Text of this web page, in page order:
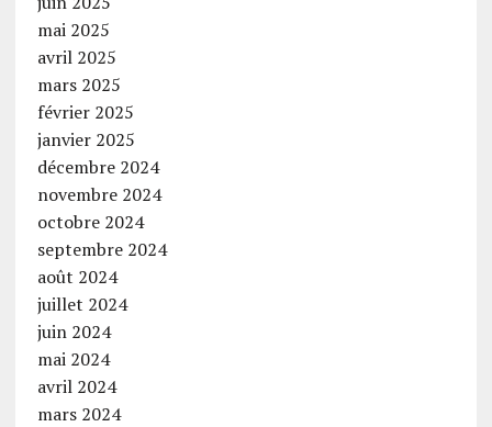
mai 2025
avril 2025
mars 2025
février 2025
janvier 2025
décembre 2024
novembre 2024
octobre 2024
septembre 2024
août 2024
juillet 2024
juin 2024
mai 2024
avril 2024
mars 2024